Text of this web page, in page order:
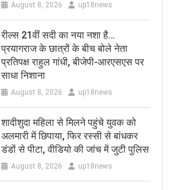
August 8, 2026 up18news
रील्स 21वीं सदी का नया नशा है…
प्रयागराज के छात्रों के बीच बोले नेता
प्रतिपक्ष राहुल गांधी, बीजेपी-आरएसएस पर
साधा निशाना
August 8, 2026 up18news
शादीशुदा महिला से मिलने पहुंचे युवक को
अलमारी में छिपाया, फिर रस्सी से बांधकर
डंडों से पीटा, वीडियो की जांच में जुटी पुलिस
August 8, 2026 up18news